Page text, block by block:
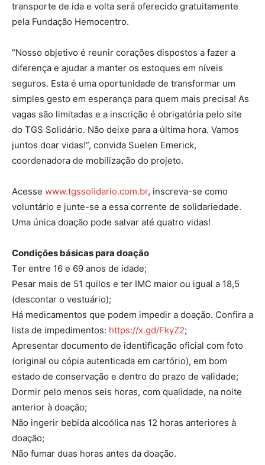
transporte de ida e volta será oferecido gratuitamente
pela Fundação Hemocentro.
“Nosso objetivo é reunir corações dispostos a fazer a
diferença e ajudar a manter os estoques em níveis
seguros. Esta é uma oportunidade de transformar um
simples gesto em esperança para quem mais precisa! As
vagas são limitadas e a inscrição é obrigatória pelo site
do TGS Solidário. Não deixe para a última hora. Vamos
juntos doar vidas!”, convida Suelen Emerick,
coordenadora de mobilização do projeto.
Acesse www.tgssolidario.com.br, inscreva-se como
voluntário e junte-se a essa corrente de solidariedade.
Uma única doação pode salvar até quatro vidas!
Condições básicas para doação
Ter entre 16 e 69 anos de idade;
Pesar mais de 51 quilos e ter IMC maior ou igual a 18,5
(descontar o vestuário);
Há medicamentos que podem impedir a doação. Confira a
lista de impedimentos: https://x.gd/FkyZ2;
Apresentar documento de identificação oficial com foto
(original ou cópia autenticada em cartório), em bom
estado de conservação e dentro do prazo de validade;
Dormir pelo menos seis horas, com qualidade, na noite
anterior à doação;
Não ingerir bebida alcoólica nas 12 horas anteriores à
doação;
Não fumar duas horas antes da doação.